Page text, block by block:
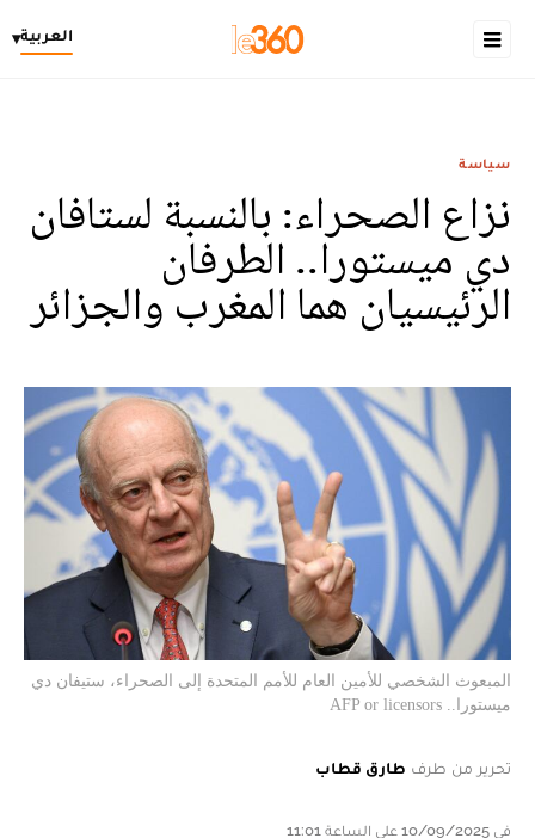
العربية▾
سياسة
نزاع الصحراء: بالنسبة لستافان
دي ميستورا.. الطرفان
الرئيسيان هما المغرب والجزائر
المبعوث الشخصي للأمين العام للأمم المتحدة إلى الصحراء، ستيفان دي
ميستورا.. AFP or licensors
تحرير من طرف طارق قطاب
في 10/09/2025 على الساعة 11:01